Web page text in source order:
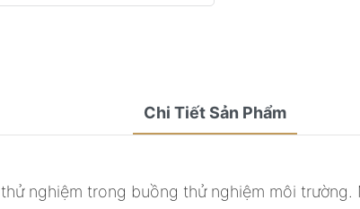
Chi Tiết Sản Phẩm
nghiệm trong buồng thử nghiệm môi